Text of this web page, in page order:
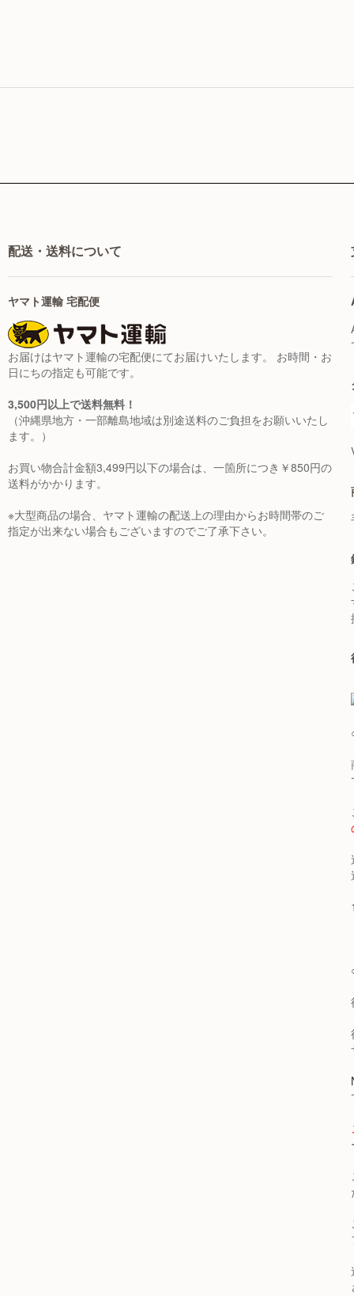
配送・送料について
ヤマト運輸 宅配便
お届けはヤマト運輸の宅配便にてお届けいたします。 お時間・お
日にちの指定も可能です。
3,500円以上で送料無料！
（沖縄県地方・一部離島地域は別途送料のご負担をお願いいたし
ます。）
お買い物合計金額3,499円以下の場合は、一箇所につき￥850円の
送料がかかります。
※大型商品の場合、ヤマト運輸の配送上の理由からお時間帯のご
指定が出来ない場合もございますのでご了承下さい。